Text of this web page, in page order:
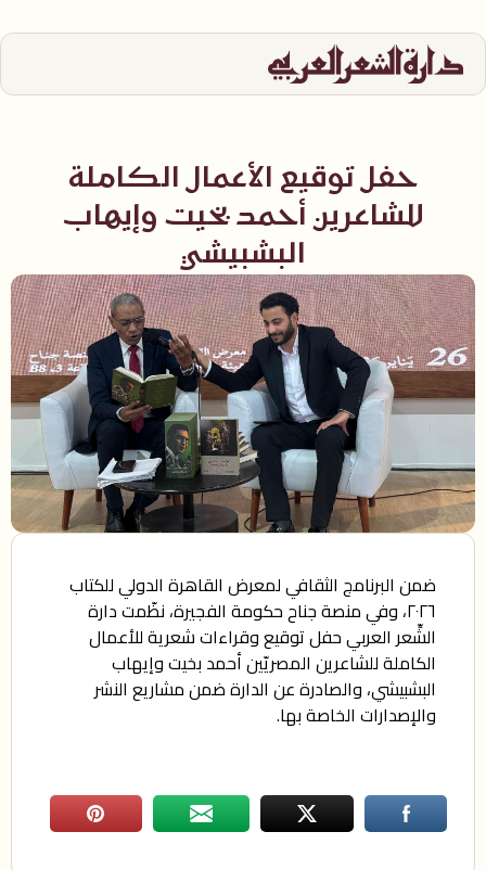
حفل توقيع الأعمال الكاملة
للشاعرين أحمد بخيت وإيهاب
البشبيشي
ضمن البرنامج الثقافي لمعرض القاهرة الدولي للكتاب
٢٠٢٦، وفي منصة جناح حكومة الفجيرة، نظّمت دارة
الشِّعر العربي حفل توقيع وقراءات شعرية للأعمال
الكاملة للشاعرين المصريّين أحمد بخيت وإيهاب
البشبيشي، والصادرة عن الدارة ضمن مشاريع النشر
والإصدارات الخاصة بها.